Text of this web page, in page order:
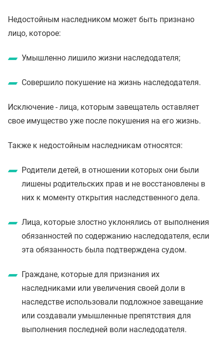
Недостойным наследником может быть признано
лицо, которое:
Умышленно лишило жизни наследодателя;
Совершило покушение на жизнь наследодателя.
Исключение - лица, которым завещатель оставляет
свое имущество уже после покушения на его жизнь.
Также к недостойным наследникам относятся:
Родители детей, в отношении которых они были
лишены родительских прав и не восстановлены в
них к моменту открытия наследственного дела.
Лица, которые злостно уклонялись от выполнения
обязанностей по содержанию наследодателя, если
эта обязанность была подтверждена судом.
Граждане, которые для признания их
наследниками или увеличения своей доли в
наследстве использовали подложное завещание
или создавали умышленные препятствия для
выполнения последней воли наследодателя.